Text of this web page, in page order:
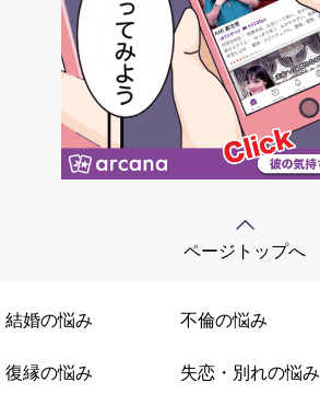
ページトップへ
結婚の悩み 不倫の悩み
復縁の悩み 失恋・別れの悩み